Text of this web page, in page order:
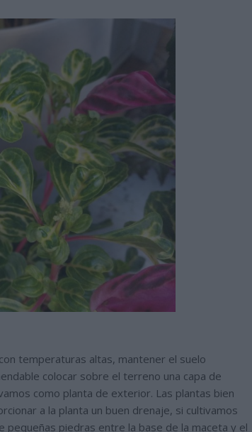
temperaturas altas, mantener el suelo
colocar sobre el terreno una capa de
como planta de exterior. Las plantas bien
a la planta un buen drenaje, si cultivamos
pequeñas piedras entre la base de la maceta y el